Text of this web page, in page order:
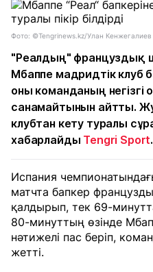
Фото: ©Tengrinews.kz/Улан Кенжегалиев
"Реалдың" француздық
Мбаппе мадридтік клуб
оны команданың
санамайтынын айтты.
клубтан кету туралы
хабарлайды Tengri Sport.
Испания
матчта бапкер
қалдырып, тек 69-
80-минуттың өзінде
нәтижелі пас беріп,
жетті.